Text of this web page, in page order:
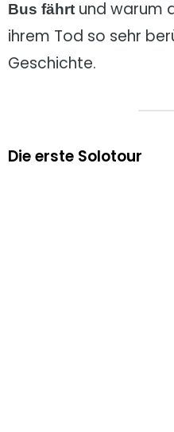
Bus fährt und warum
ihrem Tod so sehr
Geschichte.
Die erste Solotour